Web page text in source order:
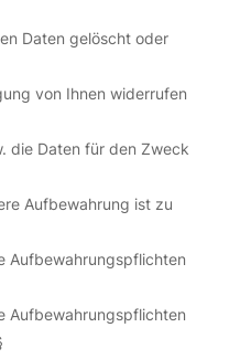
Daten gelöscht oder
von Ihnen widerrufen
die Daten für den Zweck
Aufbewahrung ist zu
Aufbewahrungspflichten
Aufbewahrungspflichten